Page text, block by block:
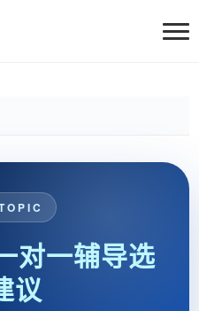
对一辅导选
议